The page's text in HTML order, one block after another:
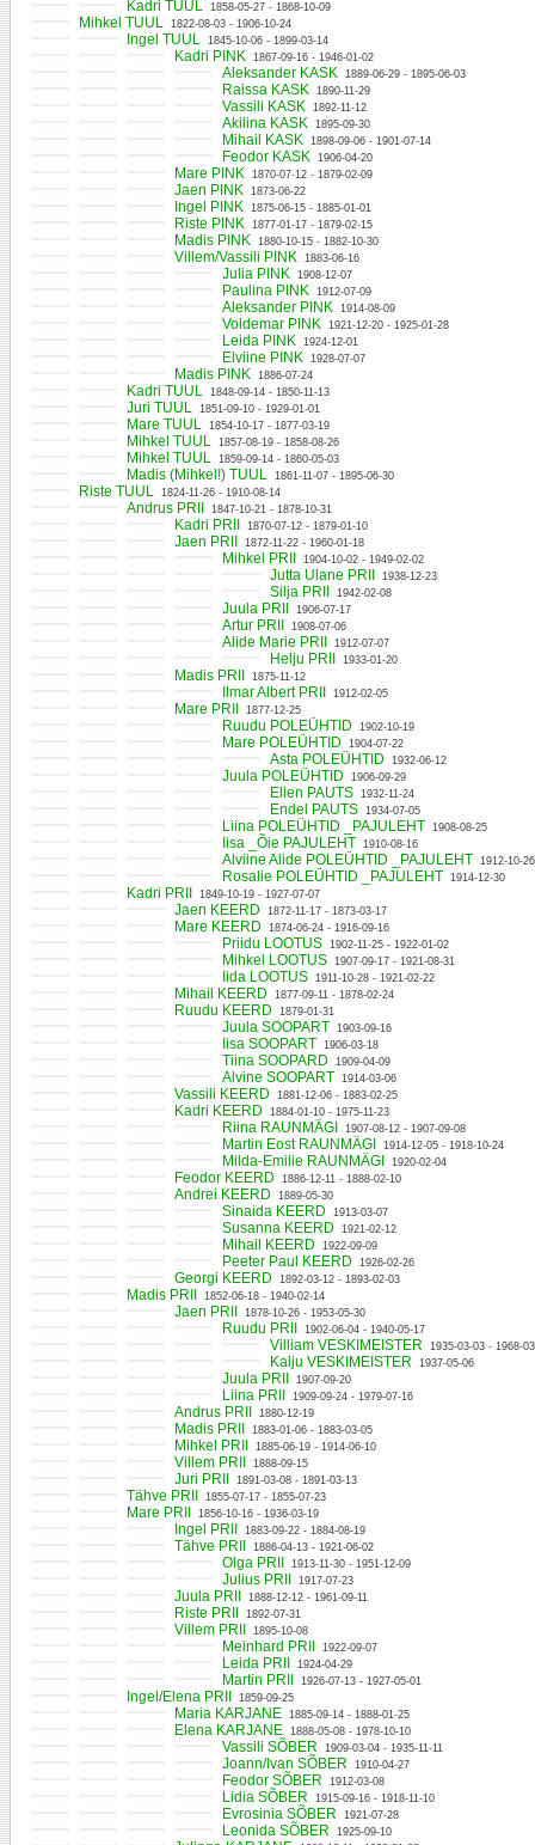
Kadri TUUL 1858-05-27 - 1868-10-09
Mihkel TUUL 1822-08-03 - 1906-10-24
Ingel TUUL 1845-10-06 - 1899-03-14
Kadri PINK 1867-09-16 - 1946-01-02
Aleksander KASK 1889-06-29 - 1895-06-03
Raissa KASK 1890-11-29
Vassili KASK 1892-11-12
Akilina KASK 1895-09-30
Mihail KASK 1898-09-06 - 1901-07-14
Feodor KASK 1906-04-20
Mare PINK 1870-07-12 - 1879-02-09
Jaen PINK 1873-06-22
Ingel PINK 1875-06-15 - 1885-01-01
Riste PINK 1877-01-17 - 1879-02-15
Madis PINK 1880-10-15 - 1882-10-30
Villem/Vassili PINK 1883-06-16
Julia PINK 1908-12-07
Paulina PINK 1912-07-09
Aleksander PINK 1914-08-09
Voldemar PINK 1921-12-20 - 1925-01-28
Leida PINK 1924-12-01
Elviine PINK 1928-07-07
Madis PINK 1886-07-24
Kadri TUUL 1848-09-14 - 1850-11-13
Juri TUUL 1851-09-10 - 1929-01-01
Mare TUUL 1854-10-17 - 1877-03-19
Mihkel TUUL 1857-08-19 - 1858-08-26
Mihkel TUUL 1859-09-14 - 1860-05-03
Madis (Mihkel!) TUUL 1861-11-07 - 1895-06-30
Riste TUUL 1824-11-26 - 1910-08-14
Andrus PRII 1847-10-21 - 1878-10-31
Kadri PRII 1870-07-12 - 1879-01-10
Jaen PRII 1872-11-22 - 1960-01-18
Mihkel PRII 1904-10-02 - 1949-02-02
Jutta Ulane PRII 1938-12-23
Silja PRII 1942-02-08
Juula PRII 1906-07-17
Artur PRII 1908-07-06
Alide Marie PRII 1912-07-07
Helju PRII 1933-01-20
Madis PRII 1875-11-12
Ilmar Albert PRII 1912-02-05
Mare PRII 1877-12-25
Ruudu POLEÜHTID 1902-10-19
Mare POLEÜHTID 1904-07-22
Asta POLEÜHTID 1932-06-12
Juula POLEÜHTID 1906-09-29
Ellen PAUTS 1932-11-24
Endel PAUTS 1934-07-05
Liina POLEÜHTID _PAJULEHT 1908-08-25
Iisa _Õie PAJULEHT 1910-08-16
Alviine Alide POLEÜHTID _PAJULEHT 1912-10-26
Rosalie POLEÜHTID _PAJULEHT 1914-12-30
Kadri PRII 1849-10-19 - 1927-07-07
Jaen KEERD 1872-11-17 - 1873-03-17
Mare KEERD 1874-06-24 - 1916-09-16
Priidu LOOTUS 1902-11-25 - 1922-01-02
Mihkel LOOTUS 1907-09-17 - 1921-08-31
Iida LOOTUS 1911-10-28 - 1921-02-22
Mihail KEERD 1877-09-11 - 1878-02-24
Ruudu KEERD 1879-01-31
Juula SOOPART 1903-09-16
Iisa SOOPART 1906-03-18
Tiina SOOPARD 1909-04-09
Alvine SOOPART 1914-03-06
Vassili KEERD 1881-12-06 - 1883-02-25
Kadri KEERD 1884-01-10 - 1975-11-23
Riina RAUNMÄGI 1907-08-12 - 1907-09-08
Martin Eost RAUNMÄGI 1914-12-05 - 1918-10-24
Milda-Emilie RAUNMÄGI 1920-02-04
Feodor KEERD 1886-12-11 - 1888-02-10
Andrei KEERD 1889-05-30
Sinaida KEERD 1913-03-07
Susanna KEERD 1921-02-12
Mihail KEERD 1922-09-09
Peeter Paul KEERD 1926-02-26
Georgi KEERD 1892-03-12 - 1893-02-03
Madis PRII 1852-06-18 - 1940-02-14
Jaen PRII 1878-10-26 - 1953-05-30
Ruudu PRII 1902-06-04 - 1940-05-17
Villiam VESKIMEISTER 1935-03-03 - 1968-
Kalju VESKIMEISTER 1937-05-06
Juula PRII 1907-09-20
Liina PRII 1909-09-24 - 1979-07-16
Andrus PRII 1880-12-19
Madis PRII 1883-01-06 - 1883-03-05
Mihkel PRII 1885-06-19 - 1914-06-10
Villem PRII 1888-09-15
Juri PRII 1891-03-08 - 1891-03-13
Tähve PRII 1855-07-17 - 1855-07-23
Mare PRII 1856-10-16 - 1936-03-19
Ingel PRII 1883-09-22 - 1884-08-19
Tähve PRII 1886-04-13 - 1921-06-02
Olga PRII 1913-11-30 - 1951-12-09
Julius PRII 1917-07-23
Juula PRII 1888-12-12 - 1961-09-11
Riste PRII 1892-07-31
Villem PRII 1895-10-08
Meinhard PRII 1922-09-07
Leida PRII 1924-04-29
Martin PRII 1926-07-13 - 1927-05-01
Ingel/Elena PRII 1859-09-25
Maria KARJANE 1885-09-14 - 1888-01-25
Elena KARJANE 1888-05-08 - 1978-10-10
Vassili SÕBER 1909-03-04 - 1935-11-11
Joann/Ivan SÕBER 1910-04-27
Feodor SÕBER 1912-03-08
Lidia SÕBER 1915-09-16 - 1918-11-10
Evrosinia SÕBER 1921-07-28
Leonida SÕBER 1925-09-10